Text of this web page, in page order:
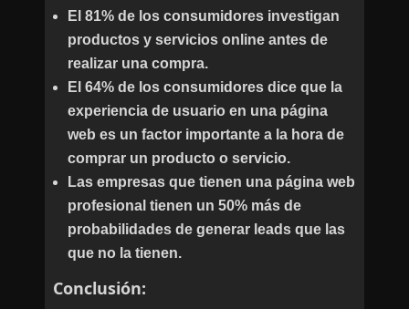
El 81% de los consumidores investigan
productos y servicios online antes de
realizar una compra.
El 64% de los consumidores dice que la
experiencia de usuario en una página
web es un factor importante a la hora de
comprar un producto o servicio.
Las empresas que tienen una página web
profesional tienen un 50% más de
probabilidades de generar leads que las
que no la tienen.
Conclusión: